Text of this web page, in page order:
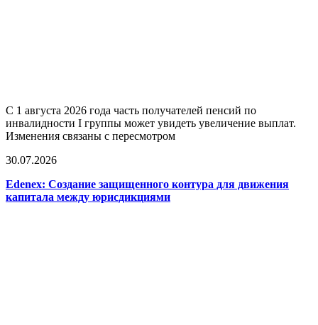
С 1 августа 2026 года часть получателей пенсий по
инвалидности I группы может увидеть увеличение выплат.
Изменения связаны с пересмотром
30.07.2026
Edenex: Создание защищенного контура для движения
капитала между юрисдикциями